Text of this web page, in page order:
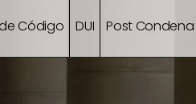
Código DUI Post Condena